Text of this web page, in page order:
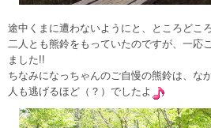
途中くまに遭わないようにと、ところどこ
二人とも熊鈴をもっていたのですが、一応
ました!!
ちなみになっちゃんのご自慢の熊鈴は、な
人も逃げるほど（？）でしたよ